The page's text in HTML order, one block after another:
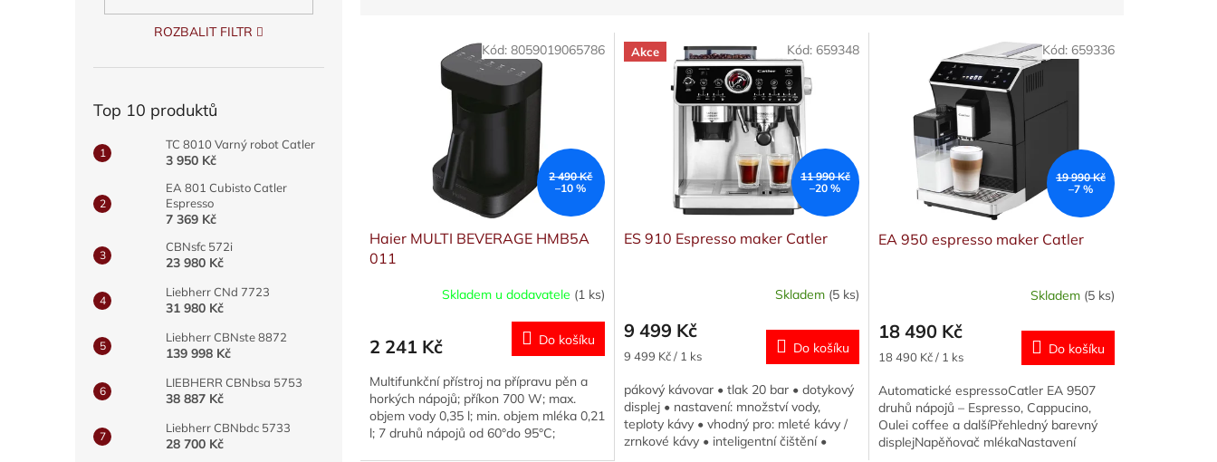
ROZBALIT FILTR
Top 10 produktů
TC 8010 Varný robot Catler
3 950 Kč
EA 801 Cubisto Catler
Espresso
7 369 Kč
CBNsfc 572i
23 980 Kč
Liebherr CNd 7723
31 980 Kč
Liebherr CBNste 8872
139 998 Kč
LIEBHERR CBNbsa 5753
38 887 Kč
Liebherr CBNbdc 5733
28 700 Kč
2 490 Kč
–10 %
Haier MULTI BEVERAGE HMB5A
011
Skladem u dodavatele (1 ks)
2 241 Kč Do košíku
Multifunkční přístroj na přípravu pěn a
horkých nápojů; příkon 700 W; max.
objem vody 0,35 l; min. objem mléka 0,21
l; 7 druhů nápojů od 60°do 95°C;
Kód: 8059019065786 Akce
11 990 Kč
–20 %
ES 910 Espresso maker Catler
produktu
je
5,0
5
hvězdiček.
Skladem (5 ks)
9 499 Kč
Měrná
9 499 Kč / 1 ks Do košíku
pákový kávovar • tlak 20 bar • dotykový
displej • nastavení: množství vody,
teploty kávy • vhodný pro: mleté kávy /
zrnkové kávy • inteligentní čištění •
Kód: 659348
19 990 Kč
–7 %
EA 950 espresso maker Catler
produktu
je
5,0
z
5
hvězdiček.
Skladem (5 ks)
18 490 Kč
Měrná
18 490 Kč / 1 ks Do košíku
Automatické espressoCatler EA 9507
druhů nápojů – Espresso, Cappucino,
Oulei coffee a dalšíPřehledný barevný
displejNapěňovač mlékaNastavení
Kód: 659336